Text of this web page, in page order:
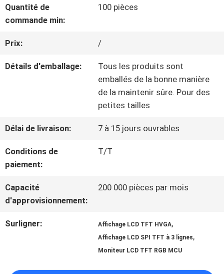
NOUS
VISITE
DE
CONTRÔLE
DE
LA
QUALITÉ
Quantité de
commande min:
100 pièces
Prix: /
Détails d'emballage:
Tous les produits sont
emballés de la bonne manière
de la maintenir sûre. Pour des
petites tailles
Délai de livraison: 7 à 15 jours ouvrables
Conditions de
paiement:
T/T
Capacité
d'approvisionnement:
200 000 pièces par mois
Surligner: Affichage LCD TFT HVGA,
Affichage LCD SPI TFT à 3 lignes,
Moniteur LCD TFT RGB MCU